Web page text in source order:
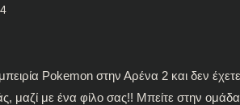
Pokemon στην Αρένα 2 και δεν
μαζί με ένα φίλο σας!! Μπείτε στην